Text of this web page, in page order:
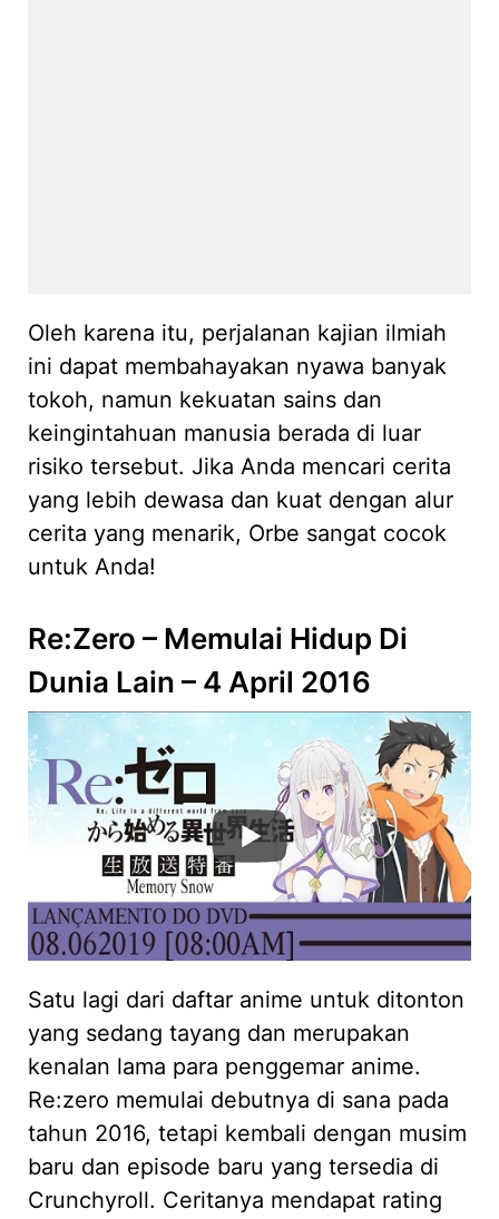
Oleh karena itu, perjalanan kajian ilmiah
ini dapat membahayakan nyawa banyak
tokoh, namun kekuatan sains dan
keingintahuan manusia berada di luar
risiko tersebut. Jika Anda mencari cerita
yang lebih dewasa dan kuat dengan alur
cerita yang menarik, Orbe sangat cocok
untuk Anda!
Re:Zero – Memulai Hidup Di
Dunia Lain – 4 April 2016
Satu lagi dari daftar anime untuk ditonton
yang sedang tayang dan merupakan
kenalan lama para penggemar anime.
Re:zero memulai debutnya di sana pada
tahun 2016, tetapi kembali dengan musim
baru dan episode baru yang tersedia di
Crunchyroll. Ceritanya mendapat rating